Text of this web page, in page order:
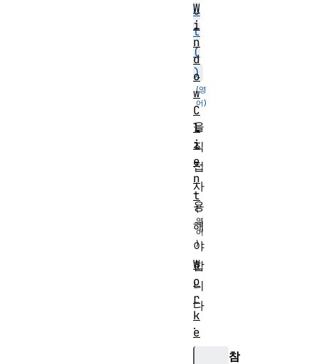
u
t
(
)
을
직
접
사
용
해
야
합
니
다
.
참
W
i
n
d
o
w
C
l
i
e
n
t
W
o
r
k
e
r